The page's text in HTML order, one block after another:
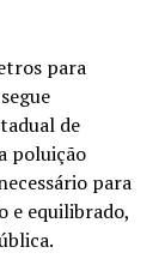
para
de
poluição
para
e equilibrado,